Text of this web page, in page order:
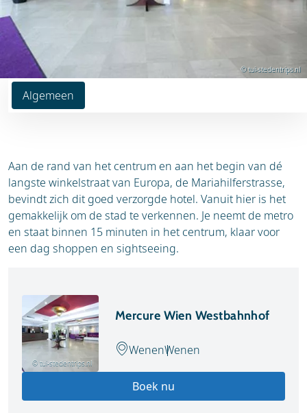
Algemeen
© tui-stedentrips.nl
Aan de rand van het centrum en aan het begin van dé
langste winkelstraat van Europa, de Mariahilferstrasse,
bevindt zich dit goed verzorgde hotel. Vanuit hier is het
gemakkelijk om de stad te verkennen. Je neemt de metro
en staat binnen 15 minuten in het centrum, klaar voor
een dag shoppen en sightseeing.
© tui-stedentrips.nl
Mercure Wien Westbahnhof
WenenWenen
Boek nu